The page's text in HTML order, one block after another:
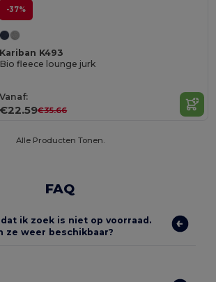
-37%
Kariban K493
Bio fleece lounge jurk
Vanaf:
€22.59€35.66
Alle Producten Tonen.
FAQ
ik zoek is niet op voorraad.
ze weer beschikbaar?